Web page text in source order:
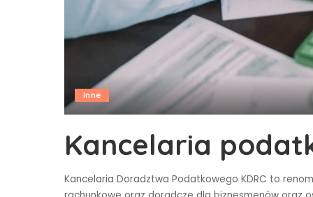
Inne
Kancelaria
Kancelaria Doradztwa Podatkowego KDRC to